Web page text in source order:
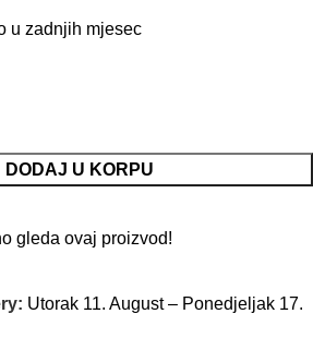
u zadnjih mjesec
DODAJ U KORPU
gleda ovaj proizvod!
Utorak 11. August – Ponedjeljak 17.